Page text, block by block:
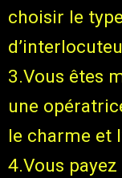
choisir le
3.Vous êtes
une
le charme et
4.Vous